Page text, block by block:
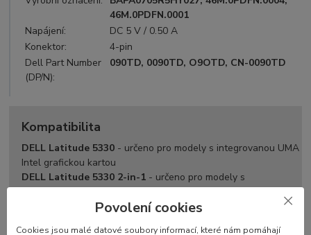
46M.0PDFN.0001
Napájení:
DC 5 V / 0.50 A
Konektor:
4-pin
Dell Part Number
(DP/N):
090TD, 0090TD, O9OTD, CN-0090TD
Kompatibilita
DELL Latitude 5330 - určeno pro modely s integrovanou UMA
Intel grafickou kartou
DELL Latitude 5330 2-in-1 - určeno pro modely s
integrovanou UMA Intel grafickou kartou
Povolení cookies
Cookies jsou malé datové soubory informací, které nám pomáhají